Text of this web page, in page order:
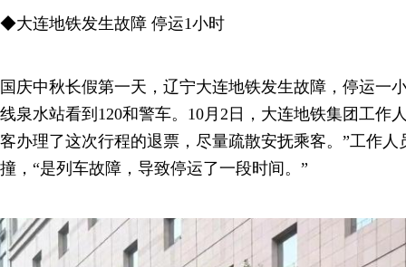
◆大连地铁发生故障 停运1小时
国庆中秋长假第一天，辽宁大连地铁发生故障，停运一
线泉水站看到120和警车。10月2日，大连地铁集团工作
客办理了这次行程的退票，尽量疏散安抚乘客。”工作人
撞，“是列车故障，导致停运了一段时间。”